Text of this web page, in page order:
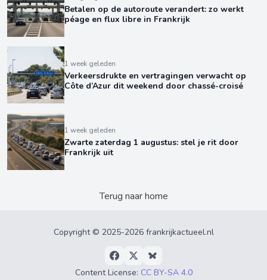
Betalen op de autoroute verandert: zo werkt
péage en flux libre in Frankrijk
1 week geleden
Verkeersdrukte en vertragingen verwacht op
Côte d’Azur dit weekend door chassé-croisé
1 week geleden
Zwarte zaterdag 1 augustus: stel je rit door
Frankrijk uit
Terug naar home
Copyright © 2025-2026 frankrijkactueel.nl
Content License: CC BY-SA 4.0